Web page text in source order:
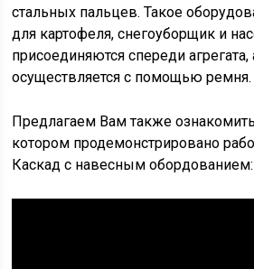
стальных пальцев. Такое
для картофеля, снегоуборщик и
присоединяются спереди
осуществляется с помощью ремня.
Предлагаем Вам также
котором продемонстрировано
Каскад с навесным обордованием: